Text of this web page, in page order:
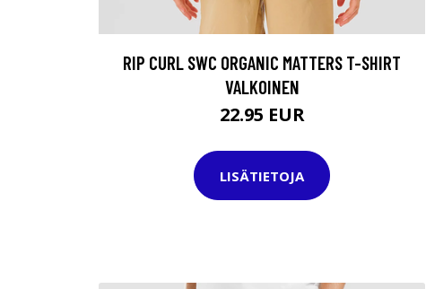
RIP CURL SWC ORGANIC MATTERS T-SHIRT
VALKOINEN
22.95 EUR
LISÄTIETOJA